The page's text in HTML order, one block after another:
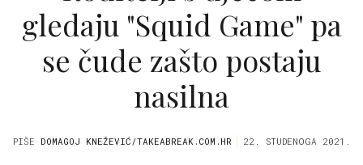
gledaju "Squid Game" pa
se čude zašto postaju
nasilna
PIŠE DOMAGOJ KNEŽEVIĆ/TAKEABREAK.COM.HR 22. STUDENOGA 2021.